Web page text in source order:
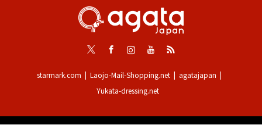
InstagramYoutube
RSS
starmark.com Laojo-Mail-Shopping.net
agatajapan
Yukata-dressing.net